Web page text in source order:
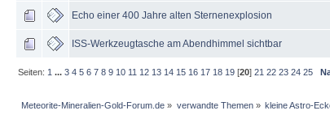
Echo einer 400 Jahre alten Sternenexplosion
ISS-Werkzeugtasche am Abendhimmel sichtbar
Seiten: 1 ...3 4 5 6 7 8 9 10 11 12 13 14 15 16 17 18 19 [20]21 22 23 24 25
Meteorite-Mineralien-Gold-Forum.de » verwandte Themen» kleine Astro-